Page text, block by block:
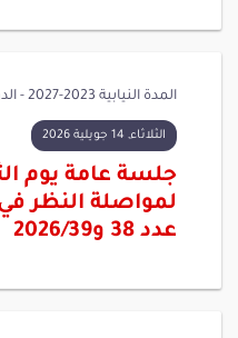
المدة النيابية 2023-2027 - الدورة النيابية 2025 - 2026
الثلاثاء, 14 جويلية 2026
لمواصلة النظر
عدد 38 و2026/39